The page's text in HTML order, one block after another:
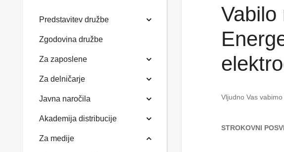
Predstavitev družbe
Zgodovina družbe
Za zaposlene
Za delničarje
Javna naročila
Akademija distribucije
Za medije
Vabilo
Vljudno Vas vabimo
STROKOVNI